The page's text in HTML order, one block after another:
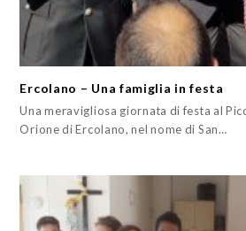
Ercolano – Una famiglia in festa
Una meravigliosa giornata di festa al
Orione di Ercolano, nel nome di San…